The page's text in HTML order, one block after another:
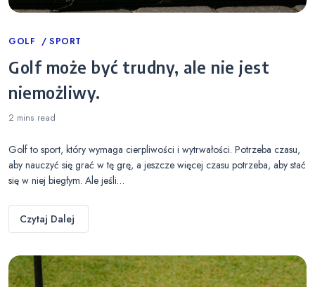
Categories
GOLF SPORT
Golf może być trudny, ale nie jest
niemożliwy.
2 mins read
Golf to sport, który wymaga cierpliwości i wytrwałości. Potrzeba czasu,
aby nauczyć się grać w tę grę, a jeszcze więcej czasu potrzeba, aby stać
się w niej biegłym. Ale jeśli…
Czytaj Dalej